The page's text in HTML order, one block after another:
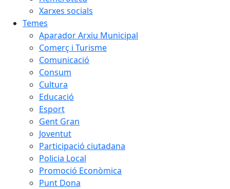
Xarxes socials
Temes
Aparador Arxiu Municipal
Comerç i Turisme
Comunicació
Consum
Cultura
Educació
Esport
Gent Gran
Joventut
Participació ciutadana
Policia Local
Promoció Econòmica
Punt Dona